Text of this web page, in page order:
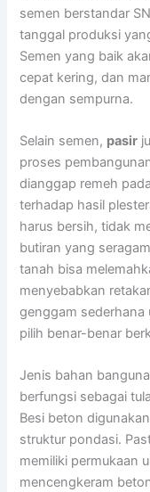
semen berstandar
tanggal produksi
Semen yang baik
cepat kering, dan
dengan sempurna.
Selain semen, pasir
proses
dianggap remeh
terhadap hasil
harus bersih, tidak
butiran yang
tanah bisa
menyebabkan
genggam sederhana
pilih benar-benar
Jenis bahan
berfungsi sebagai
Besi beton
struktur pondasi.
memiliki permukaan
mencengkeram